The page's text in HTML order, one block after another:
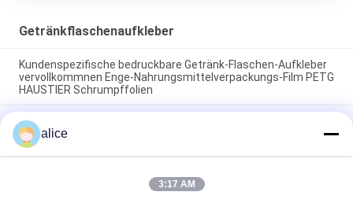
Getränkflaschenaufkleber
Kundenspezifische bedruckbare Getränk-Flaschen-Aufkleber
vervollkommnen Enge-Nahrungsmittelverpackungs-Film PETG
HAUSTIER Schrumpffolien
Verpacken- der Lebensmittelpsychiaters-Verpackungs-
Flasche beschriftet PVC-HAUSTIER Schrumpffolie-Material
für Wein-Flaschen
HAUSTIER Getränk-Flaschen-Aufkleber, recyclebare Hitze-
Psychiaters-Verpackungsfolie für das Verpacken von 30mic
alice
3:17 AM